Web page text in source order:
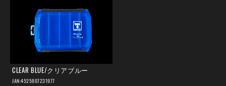
CLEAR BLUE/クリアブルー
JAN:4525807231977